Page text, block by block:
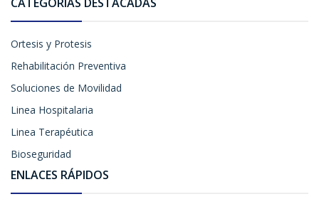
Ortesis y Protesis
Rehabilitación Preventiva
Soluciones de Movilidad
Linea Hospitalaria
Linea Terapéutica
Bioseguridad
ENLACES RÁPIDOS